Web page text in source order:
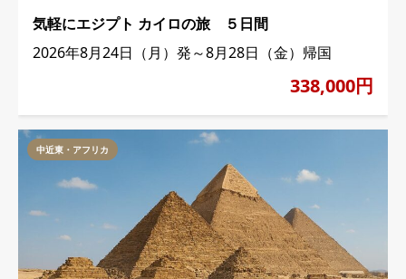
気軽にエジプト カイロの旅 ５日間
2026年8月24日（月）発～8月28日（金）帰国
338,000円
中近東・アフリカ